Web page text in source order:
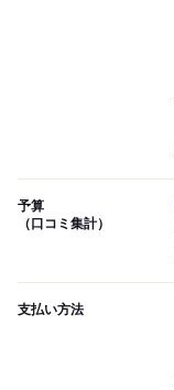
予算
（口コミ集計）
支払い方法